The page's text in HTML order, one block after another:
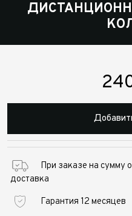
При заказе на сумму
доставка
Гарантия 12 месяцев